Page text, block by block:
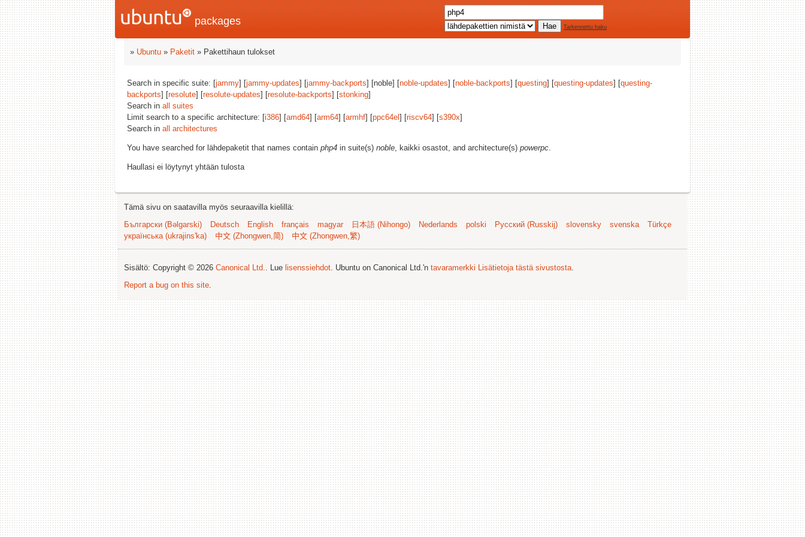
packages Tarkennettu haku
» Ubuntu » Paketit » Pakettihaun tulokset
Search in specific suite: [jammy] [jammy-updates] [jammy-backports] [noble] [noble-updates] [noble-backports] [questing] [questing-updates] [questing-
backports] [resolute] [resolute-updates] [resolute-backports] [stonking]
Search in all suites
Limit search to a specific architecture: [i386] [amd64] [arm64] [armhf] [ppc64el ] [riscv64] [s390x]
Search in all architectures
You have searched for lähdepaketit that names contain php4 in suite(s) noble, kaikki osastot, and architecture(s) powerpc.
Haullasi ei löytynyt yhtään tulosta
Tämä sivu on saatavilla myös seuraavilla kielillä:
Български (Bəlgarski)
Deutsch English français magyar 日本語 (Nihongo) Nederlands polski Русский (Russkij) slovensky svenska
Türkçe
українська (ukrajins'ka)
中文 (Zhongwen,简) 中文 (Zhongwen,繁)
Sisältö: Copyright © 2026 Canonical Ltd.. Lue lisenssiehdot. Ubuntu on Canonical Ltd.'n tavaramerkki Lisätietoja tästä sivustosta.
Report a bug on this site.